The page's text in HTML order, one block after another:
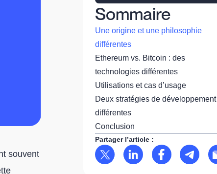
souvent
Sommaire
Une origine et une philosophie
différentes
Ethereum vs. Bitcoin : des
technologies différentes
Utilisations et cas d’usage
Deux stratégies de développement
différentes
Conclusion
Partager l’article :